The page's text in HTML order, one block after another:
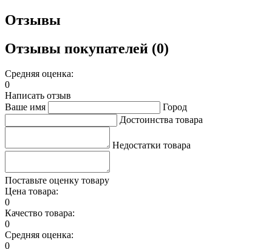
Отзывы
Отзывы покупателей (0)
Средняя оценка:
0
Написать отзыв
Ваше имя
Город
Достоинства товара
Недостатки товара
Поставьте оценку товару
Цена товара:
0
Качество товара:
0
Средняя оценка:
0